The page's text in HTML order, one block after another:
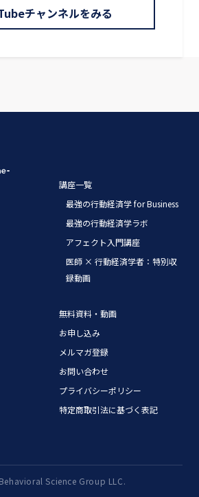
チャンネルをみる
講座一覧
最強の行動経済学 for Business
最強の行動経済学ラボ
アフェクト入門講座
医師 × 行動経済学者：特別収
録動画
無料資料・動画
お申し込み
メルマガ登録
お問い合わせ
プライバシーポリシー
特定商取引法に基づく表記
Science Group LLC.